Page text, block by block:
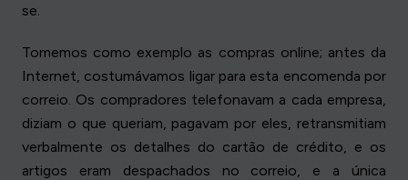
se.
Tomemos como exemplo as compras online; antes da
Internet, costumávamos ligar para esta encomenda por
correio. Os compradores telefonavam a cada empresa,
diziam o que queriam, pagavam por eles, retransmitiam
verbalmente os detalhes do cartão de crédito, e os
artigos eram despachados no correio, e a única